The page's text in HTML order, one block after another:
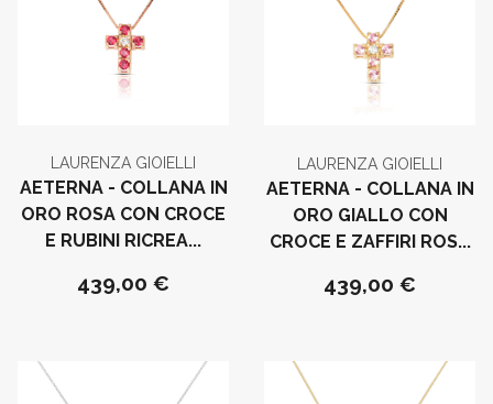
LAURENZA GIOIELLI
AETERNA - COLLANA IN
ORO ROSA CON CROCE
E RUBINI RICREA...
439,00 €
LAURENZA GIOIELLI
AETERNA - COLLANA IN
ORO GIALLO CON
CROCE E ZAFFIRI ROS...
439,00 €